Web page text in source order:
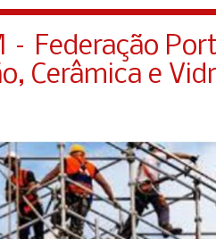
– Federação
Cerâmica e